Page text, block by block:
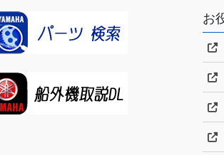
お